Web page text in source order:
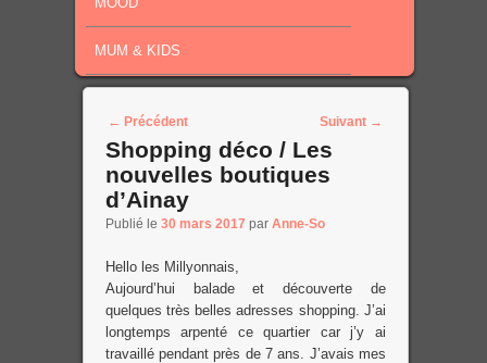
MUM & KIDS
Post navigation
← Précédent Suivant →
Shopping déco / Les
nouvelles boutiques
d’Ainay
Publié le 30 mars 2017 par Anne-So
Hello les Millyonnais,
Aujourd’hui balade et découverte de
quelques très belles adresses shopping. J’ai
longtemps arpenté ce quartier car j’y ai
travaillé pendant près de 7 ans. J’avais mes